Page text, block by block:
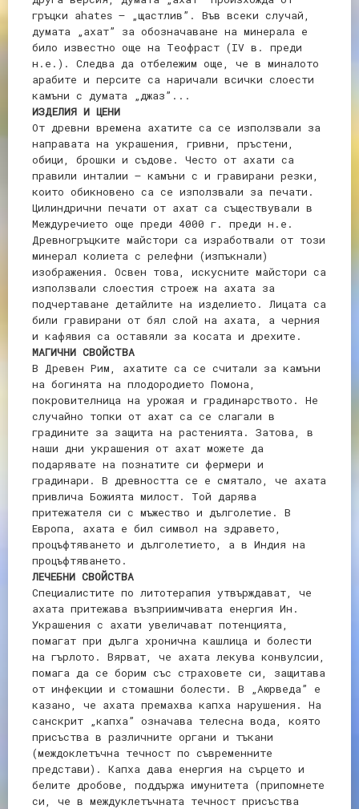
гръцки ahates – „щастлив”. Във всеки случай,
думата „ахат” за обозначаване на минерала е
било известно още на Теофраст (ІV в. преди
н.е.). Следва да отбележим още, че в миналото
арабите и персите са наричали всички слоести
камъни с думата „джаз”...
ИЗДЕЛИЯ И ЦЕНИ
От древни времена ахатите са се използвали за
направата на украшения, гривни, пръстени,
обици, брошки и съдове. Често от ахати са
правили инталии – камъни с и гравирани резки,
които обикновено са се използвали за печати.
Цилиндрични печати от ахат са съществували в
Междуречието още преди 4000 г. преди н.е.
Древногръцките майстори са изработвали от този
минерал колиета с релефни (изпъкнали)
изображения. Освен това, искусните майстори са
използвали слоестия строеж на ахата за
подчертаване детайлите на изделието. Лицата са
били гравирани от бял слой на ахата, а черния
и кафявия са оставяли за косата и дрехите.
МАГИЧНИ СВОЙСТВА
В Древен Рим, ахатите са се считали за камъни
на богинята на плодородието Помона,
покровителница на урожая и градинарството. Не
случайно топки от ахат са се слагали в
градините за защита на растенията. Затова, в
наши дни украшения от ахат можете да
подарявате на познатите си фермери и
градинари. В древността се е смятало, че ахата
привлича Божията милост. Той дарява
притежателя си с мъжество и дълголетие. В
Европа, ахата е бил символ на здравето,
процъфтяването и дълголетието, а в Индия на
процъфтяването.
ЛЕЧЕБНИ СВОЙСТВА
Специалистите по литотерапия утвърждават, че
ахата притежава възприимчивата енергия Ин.
Украшения с ахати увеличават потенцията,
помагат при дълга хронична кашлица и болести
на гърлото. Вярват, че ахата лекува конвулсии,
помага да се борим със страховете си, защитава
от инфекции и стомашни болести. В „Аюрведа” е
казано, че ахата премахва капха нарушения. На
санскрит „капха” означава телесна вода, която
присъства в различните органи и тъкани
(междоклетъчна течност по съвременните
представи). Капха дава енергия на сърцето и
белите дробове, поддържа имунитета (припомнете
си, че в междуклетъчната течност присъства